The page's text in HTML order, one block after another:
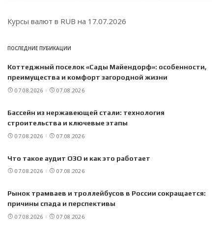
Курсы валют в RUB на 17.07.2026
ПОСЛЕДНИЕ ПУБИКАЦИИ
Коттеджный поселок «Сады Майендорф»: особенности,
преимущества и комфорт загородной жизни
07.08.2026 07.08.2026
Бассейн из нержавеющей стали: технология
строительства и ключевые этапы
07.08.2026 07.08.2026
Что такое аудит ОЗО и как это работает
07.08.2026 07.08.2026
Рынок трамваев и троллейбусов в России сокращается:
причины спада и перспективы
07.08.2026 07.08.2026